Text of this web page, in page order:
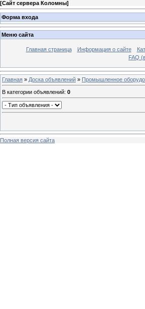
[Сайт сервера Коломны]
Форма входа
Меню сайта
Главная страница Информация о сайте
FAQ
Главная » Доска объявлений » Промышленное
В категории объявлений: 0
Полная версия сайта